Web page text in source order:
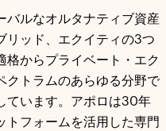
バルなオルタナティブ資産
リッド、エクイティの3つ
格からプライベート・エク
クトラムのあらゆる分野で
ています。アポロは30年
トフォームを活用した専門